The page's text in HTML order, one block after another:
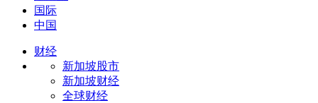
国际
中国
财经
新加坡股市
新加坡财经
全球财经